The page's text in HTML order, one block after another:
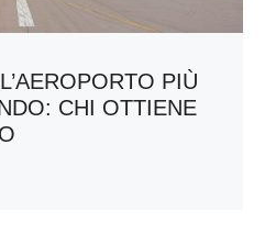
PIÙ
CHI OTTIENE